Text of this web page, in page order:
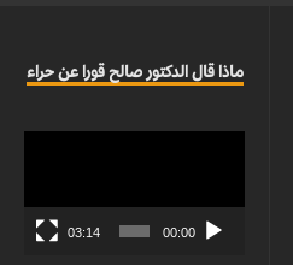
ماذا قال الدكتور صالح قورا عن حراء
00:00
03:14